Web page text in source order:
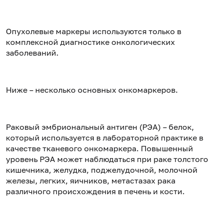
Опухолевые маркеры используются только в
комплексной диагностике онкологических
заболеваний.
Ниже – несколько основных онкомаркеров.
Раковый эмбриональный антиген (РЭА) – белок,
который используется в лабораторной практике в
качестве тканевого онкомаркера. Повышенный
уровень РЭА может наблюдаться при раке толстого
кишечника, желудка, поджелудочной, молочной
железы, легких, яичников, метастазах рака
различного происхождения в печень и кости.